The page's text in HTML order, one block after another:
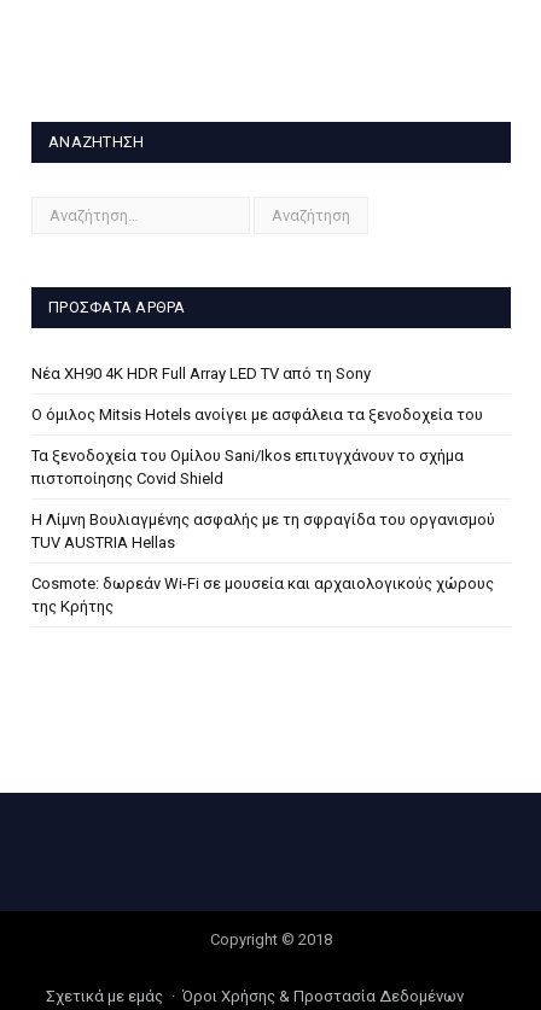
ΑΝΑΖΉΤΗΣΗ
ΠΡΌΣΦΑΤΑ ΆΡΘΡΑ
Νέα XH90 4K HDR Full Array LED TV από τη Sony
Ο όμιλος Mitsis Hotels ανοίγει με ασφάλεια τα ξενοδοχεία του
Τα ξενοδοχεία του Ομίλου Sani/Ikos επιτυγχάνουν το σχήμα
πιστοποίησης Covid Shield
H Λίμνη Βουλιαγμένης ασφαλής με τη σφραγίδα του οργανισμού
TUV AUSTRIA Hellas
Cosmote: δωρεάν Wi-Fi σε μουσεία και αρχαιολογικούς χώρους
της Κρήτης
Copyright © 2018
Σχετικά με εμάς
Όροι Χρήσης & Προστασία Δεδομένων